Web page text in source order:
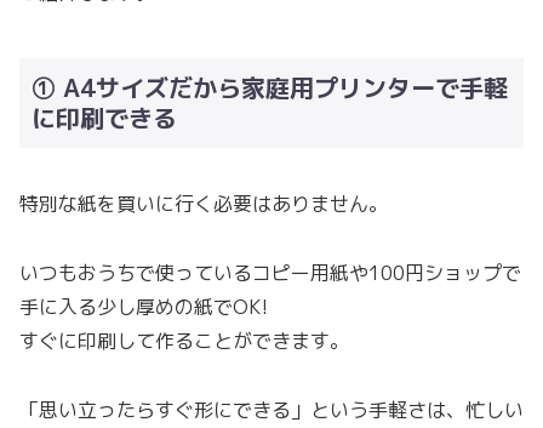
① A4サイズだから家庭用プリンターで手軽
に印刷できる
特別な紙を買いに行く必要はありません。
いつもおうちで使っているコピー用紙や100円ショップで
手に入る少し厚めの紙でOK!
すぐに印刷して作ることができます。
「思い立ったらすぐ形にできる」という手軽さは、忙しい